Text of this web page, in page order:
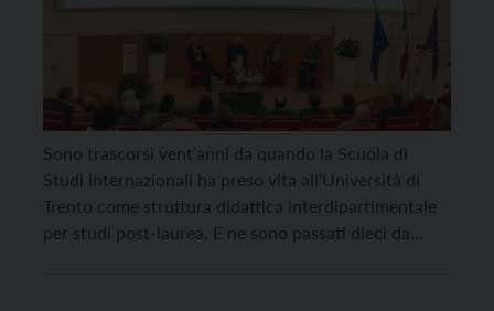
Sono trascorsi vent’anni da quando la Scuola di
Studi internazionali ha preso vita all’Università di
Trento come struttura didattica interdipartimentale
per studi post-laurea. E ne sono passati dieci da